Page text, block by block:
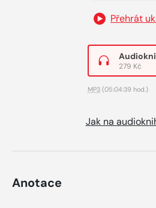
Přehrát
279 Kč
MP3 (05:04:39 hod.)
Jak na
Anotace